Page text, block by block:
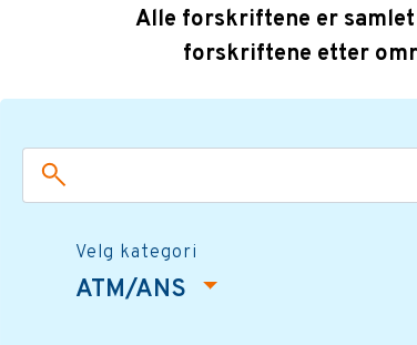
Alle forskriftene er
forskriftene etter
Velg kategori
ATM/ANS